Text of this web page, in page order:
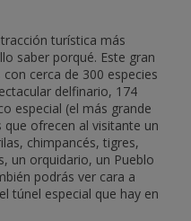
turística más
saber porqué. Este gran
cerca de 300 especies
delfinario, 174
especial (el más grande
ofrecen al visitante un
chimpancés, tigres,
un orquidario, un Pueblo
podrás ver cara a
túnel especial que hay en